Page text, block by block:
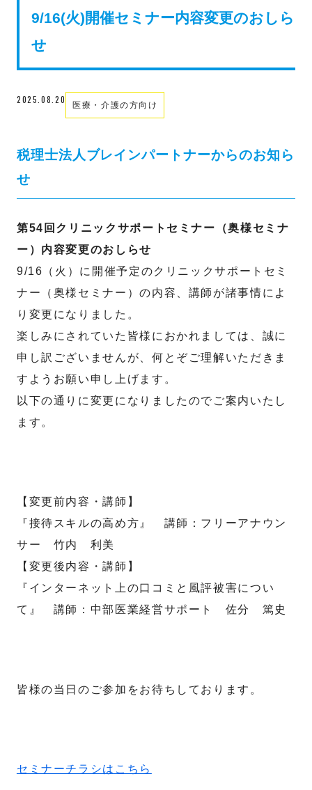
9/16(火)開催セミナー内容変更のおしら
せ
2025.08.20 医療・介護の方向け
税理士法人ブレインパートナーからのお知ら
せ
第54回クリニックサポートセミナー（奥様セミナ
ー）内容変更のおしらせ
9/16（火）に開催予定のクリニックサポートセミ
ナー（奥様セミナー）の内容、講師が諸事情によ
り変更になりました。
楽しみにされていた皆様におかれましては、誠に
申し訳ございませんが、何とぞご理解いただきま
すようお願い申し上げます。
以下の通りに変更になりましたのでご案内いたし
ます。
【変更前内容・講師】
『接待スキルの高め方』 講師：フリーアナウン
サー 竹内 利美
【変更後内容・講師】
『インターネット上の口コミと風評被害につい
て』 講師：中部医業経営サポート 佐分 篤史
皆様の当日のご参加をお待ちしております。
セミナーチラシはこちら